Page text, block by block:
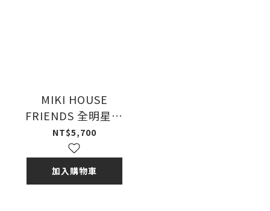
MIKI HOUSE
FRIENDS 全明星長
袖T恤-白
NT$5,700
加入購物車